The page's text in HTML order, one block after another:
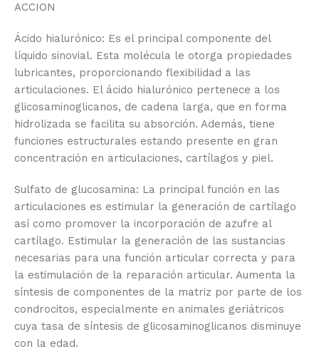
ACCION
Ácido hialurónico: Es el principal componente del
líquido sinovial. Esta molécula le otorga propiedades
lubricantes, proporcionando flexibilidad a las
articulaciones. El ácido hialurónico pertenece a los
glicosaminoglicanos, de cadena larga, que en forma
hidrolizada se facilita su absorción. Además, tiene
funciones estructurales estando presente en gran
concentración en articulaciones, cartílagos y piel.
Sulfato de glucosamina: La principal función en las
articulaciones es estimular la generación de cartílago
así como promover la incorporación de azufre al
cartílago. Estimular la generación de las sustancias
necesarias para una función articular correcta y para
la estimulación de la reparación articular. Aumenta la
síntesis de componentes de la matriz por parte de los
condrocitos, especialmente en animales geriátricos
cuya tasa de síntesis de glicosaminoglicanos disminuye
con la edad.